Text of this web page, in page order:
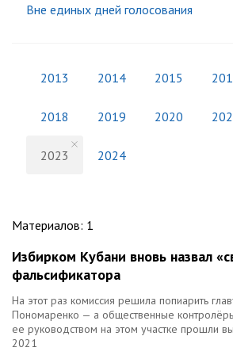
Вне единых дней голосования
2013 2014 2015
2018 2019 2020
2023 2024
Материалов: 1
Избирком Кубани вновь назвал
фальсификатора
На этот раз комиссия решила попиарить
Пономаренко — а общественные
ее руководством на этом участке прошли
2021